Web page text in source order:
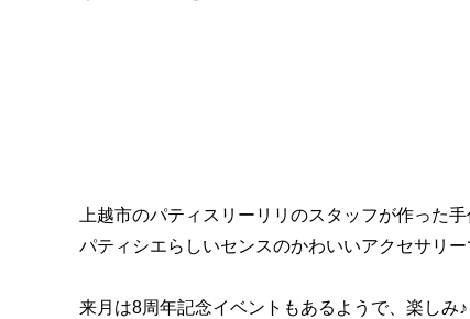
上越市のパティスリーリリのスタッフが作った
パティシエらしいセンスのかわいいアクセサリー
来月は8周年記念イベントもあるようで、楽しみ♪